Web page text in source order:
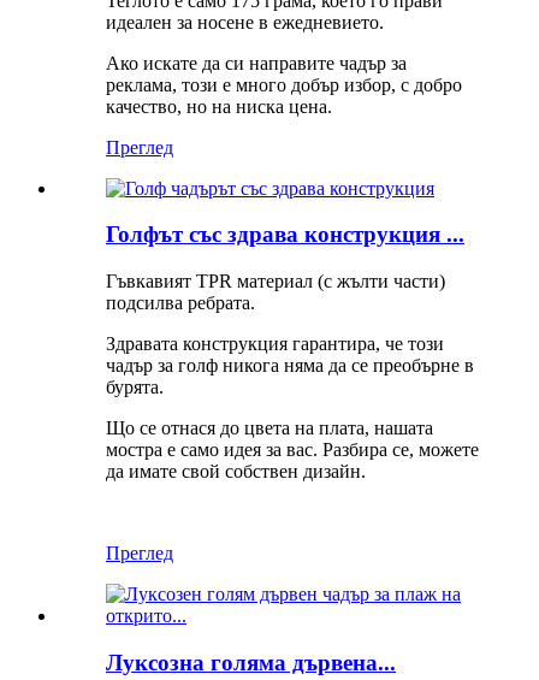
идеален за носене в ежедневието.
Ако искате да си направите чадър за
реклама, този е много добър избор, с добро
качество, но на ниска цена.
Преглед
Голфът със здрава конструкция ...
Гъвкавият TPR материал (с жълти части)
подсилва ребрата.
Здравата конструкция гарантира, че този
чадър за голф никога няма да се преобърне в
бурята.
Що се отнася до цвета на плата, нашата
мостра е само идея за вас. Разбира се, можете
да имате свой собствен дизайн.
Преглед
Луксозна голяма дървена...